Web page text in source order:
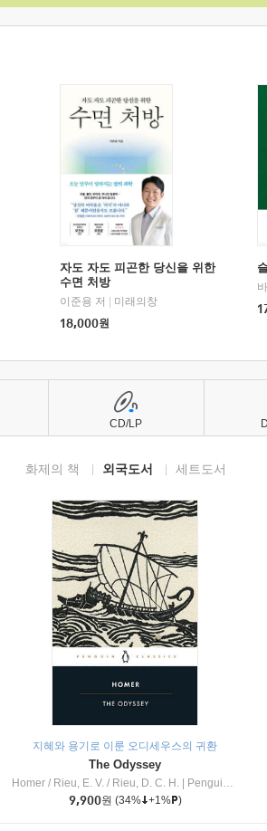
자도 자도 피곤한 당신을 위한
수면 처방
이준용 저
미래의창
18,000원
화제의 책 외국도서 세트도서
지혜와 용기로 이룬 오디세우스의 귀환
The Odyssey
Homer / Rieu, E. V. / Rieu, D. C. H.
Penguin Group
9,900원 (34% +1% )
CD/LP